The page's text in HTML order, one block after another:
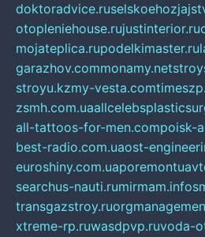
doktoradvice.ru
otopleniehouse.rujustinterior.ru
mojateplica.rupodelkimaster.ru
garazhov.commonamy.net
stroyu.kzmy-vesta.com
zsmh.com.ua
all-tattoos-for-men.compoisk-
best-radio.com.uaost-
euroshiny.com.ua
searchus-nauti.rumirmam.info
transgazstroy.ru
xtreme-rp.ruwasdpvp.ruvoda-